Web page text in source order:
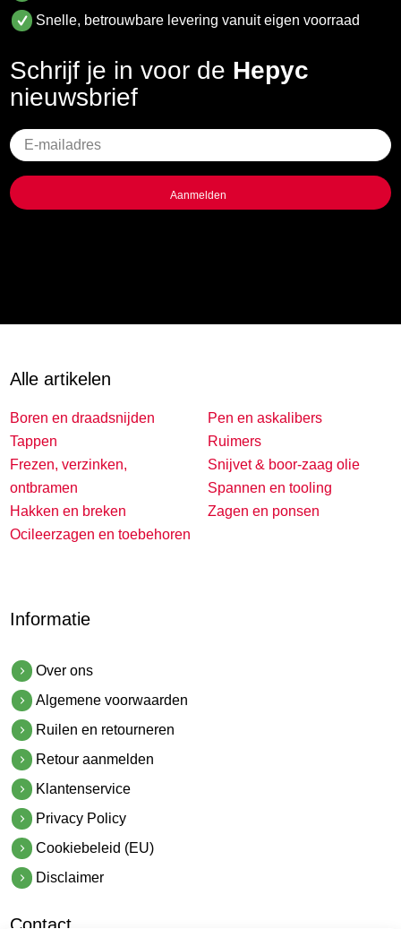
Snelle, betrouwbare levering vanuit eigen voorraad
Schrijf je in voor de Hepyc
nieuwsbrief
Geen
titel
Alle artikelen
Boren en draadsnijden
Tappen
Frezen, verzinken,
ontbramen
Hakken en breken
Ocileerzagen en toebehoren
Pen en askalibers
Ruimers
Snijvet & boor-zaag olie
Spannen en tooling
Zagen en ponsen
Informatie
Over ons
Algemene voorwaarden
Ruilen en retourneren
Retour aanmelden
Klantenservice
Privacy Policy
Cookiebeleid (EU)
Disclaimer
Contact